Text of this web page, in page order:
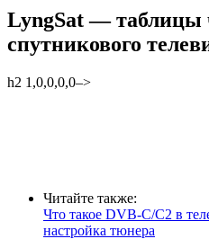
LyngSat — таблицы
спутникового
h2 1,0,0,0,0–>
Читайте также:
Что такое DVB-C/C2 в
настройка тюнера